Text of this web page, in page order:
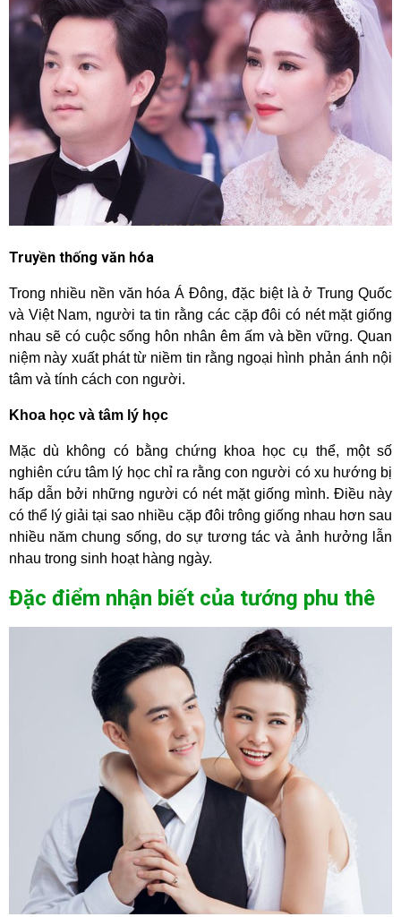
Truyền thống văn hóa
Trong nhiều nền văn hóa Á Đông, đặc biệt là ở Trung Quốc
và Việt Nam, người ta tin rằng các cặp đôi có nét mặt giống
nhau sẽ có cuộc sống hôn nhân êm ấm và bền vững. Quan
niệm này xuất phát từ niềm tin rằng ngoại hình phản ánh nội
tâm và tính cách con người.
Khoa học và tâm lý học
Mặc dù không có bằng chứng khoa học cụ thể, một số
nghiên cứu tâm lý học chỉ ra rằng con người có xu hướng bị
hấp dẫn bởi những người có nét mặt giống mình. Điều này
có thể lý giải tại sao nhiều cặp đôi trông giống nhau hơn sau
nhiều năm chung sống, do sự tương tác và ảnh hưởng lẫn
nhau trong sinh hoạt hàng ngày.
Đặc điểm nhận biết của tướng phu thê